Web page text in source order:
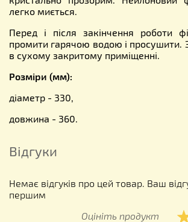
легко миється.
Перед і після закінчення роботи
промити гарячою водою і просушити.
в сухому закритому приміщенні.
Розміри (мм):
діаметр - 330,
довжина - 360.
Відгуки
Немає відгуків про цей товар. Ваш
першим
Оцініть продукт